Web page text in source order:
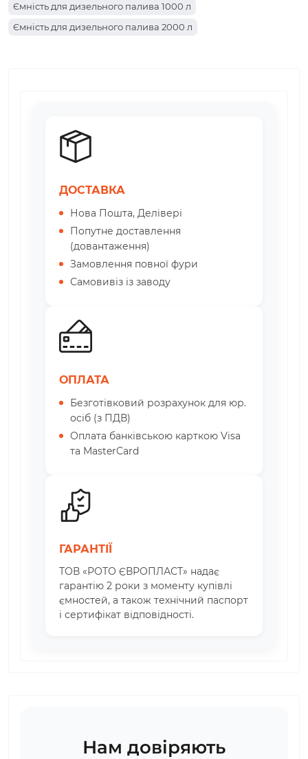
Ємність для дизельного палива 1000 л
Ємність для дизельного палива 2000 л
ДОСТАВКА
Нова Пошта, Делівері
Попутне доставлення
(довантаження)
Замовлення повної фури
Самовивіз із заводу
ОПЛАТА
Безготівковий розрахунок для юр.
осіб (з ПДВ)
Оплата банківською карткою Visa
та MasterCard
ГАРАНТІЇ
ТОВ «РОТО ЄВРОПЛАСТ» надає
гарантію 2 роки з моменту купівлі
ємностей, а також технічний паспорт
і сертифікат відповідності.
Нам довіряють